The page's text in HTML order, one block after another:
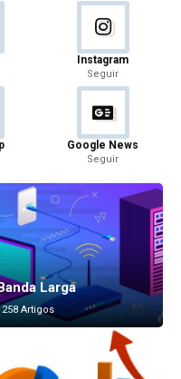
Instagram
Seguir
Google News
Seguir
Larga
Artigos